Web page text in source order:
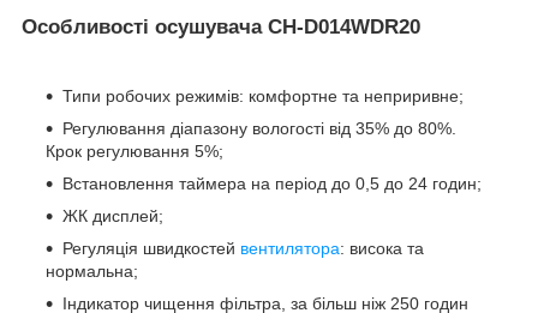
Особливості осушувача CH-D014WDR20
Типи робочих режимів: комфортне та неприривне;
Регулювання діапазону вологості від 35% до 80%.
Крок регулювання 5%;
Встановлення таймера на період до 0,5 до 24 годин;
ЖК дисплей;
Регуляція швидкостей вентилятора: висока та
нормальна;
Індикатор чищення фільтра, за більш ніж 250 годин